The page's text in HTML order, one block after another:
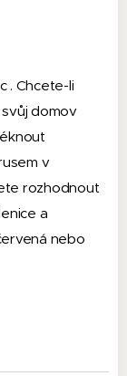
. Chcete-li
domov
v
rozhodnout
a
nebo